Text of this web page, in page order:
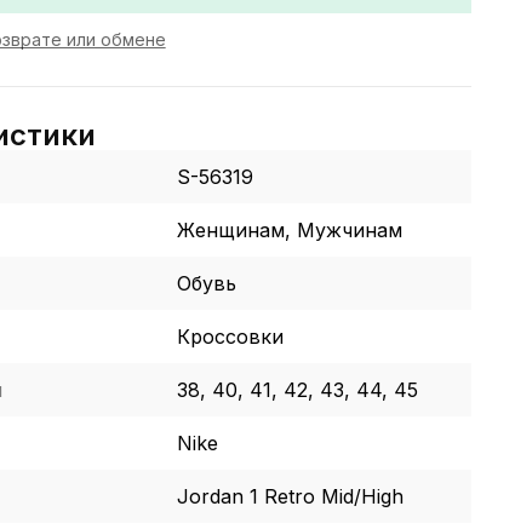
или обмене
S-56319
Женщинам, Мужчинам
Обувь
Кроссовки
38, 40, 41, 42, 43, 44, 45
Nike
Jordan 1 Retro Mid/High